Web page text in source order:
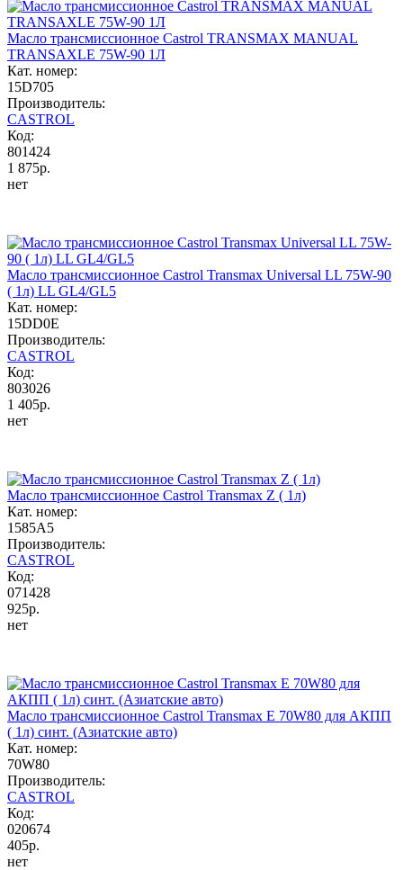
Масло трансмиссионное Castrol TRANSMAX MANUAL
TRANSAXLE 75W-90 1Л
Кат. номер:
15D705
Производитель:
CASTROL
Код:
801424
1 875р.
нет
Масло трансмиссионное Castrol Transmax Universal LL 75W-90
( 1л) LL GL4/GL5
Кат. номер:
15DD0E
Производитель:
CASTROL
Код:
803026
1 405р.
нет
Масло трансмиссионное Castrol Transmax Z ( 1л)
Кат. номер:
1585A5
Производитель:
CASTROL
Код:
071428
925р.
нет
Масло трансмиссионное Castrol Transmax Е 70W80 для АКПП
( 1л) синт. (Азиатские авто)
Кат. номер:
70W80
Производитель:
CASTROL
Код:
020674
405р.
нет